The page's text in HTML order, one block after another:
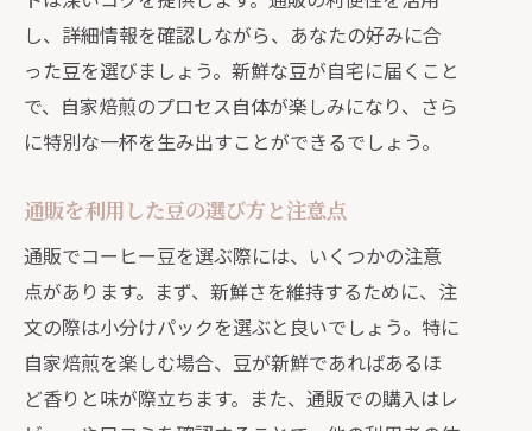
し、詳細情報を確認しながら、あなたの好みに合
った豆を選びましょう。新鮮な豆が自宅に届くこと
で、自家焙煎のプロセス自体が楽しみになり、さら
に特別な一杯を生み出すことができるでしょう。
通販を利用した豆の選び方と注意点
通販でコーヒー豆を選ぶ際には、いくつかの注意
点があります。まず、新鮮さを維持するために、注
文の際は小分けパックを選ぶと良いでしょう。特に
自家焙煎を楽しむ場合、豆が新鮮であればあるほ
ど香りと味が際立ちます。また、通販での購入はレ